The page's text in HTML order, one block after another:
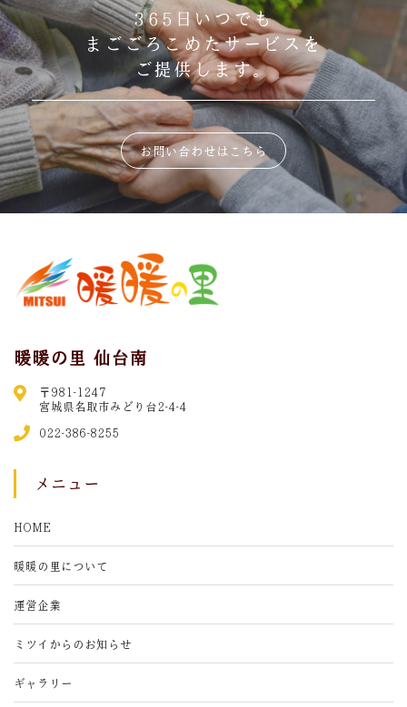
365日いつでも
まごごろこめたサービスを
ご提供します。
お問い合わせはこちら
暖暖の里 仙台南
〒981-1247
宮城県名取市みどり台2-4-4
022-386-8255
メニュー
HOME
暖暖の里について
運営企業
ミツイからのお知らせ
ギャラリー